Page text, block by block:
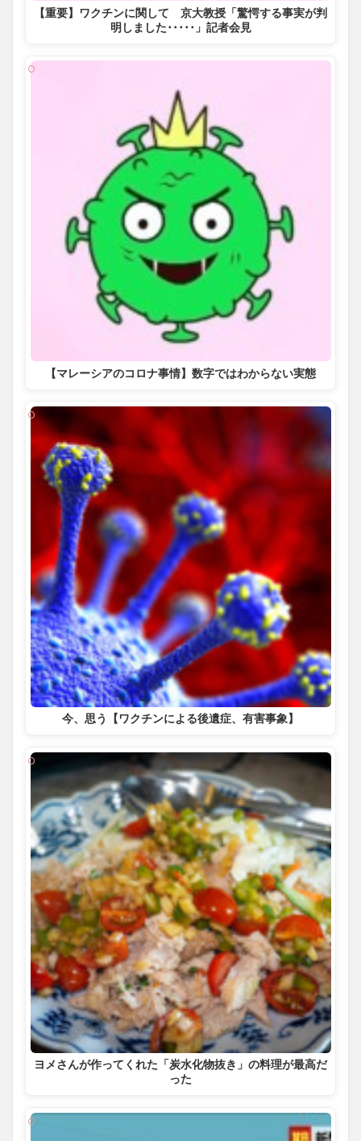
【重要】ワクチンに関して 京大教授「驚愕する事実が判
明しました･････」記者会見
【マレーシアのコロナ事情】数字ではわからない実態
今、思う【ワクチンによる後遺症、有害事象】
ヨメさんが作ってくれた「炭水化物抜き」の料理が最高だ
った